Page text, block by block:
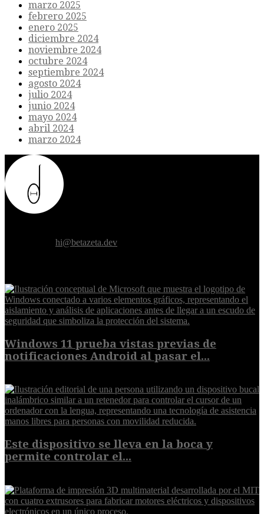
marzo 2025
febrero 2025
enero 2025
diciembre 2024
noviembre 2024
octubre 2024
septiembre 2024
agosto 2024
julio 2024
junio 2024
mayo 2024
abril 2024
marzo 2024
hi@betazeta.dev
Windows 11 prueba vistas previas de
notificaciones Android al pasar el...
Este dispositivo se lleva en la boca y
permite controlar el...